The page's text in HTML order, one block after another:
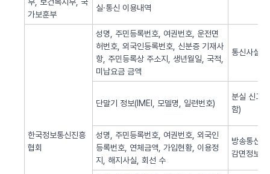
가보훈부
실·통신 이용내역
한국정보통신진흥
협회
성명, 주민등록번호, 여권번호, 운전면
허번호, 외국인등록번호, 신분증 기재사
항, 주민등록상 주소지, 생년월일, 국적,
미납요금 금액
통신사실
단말기 정보(IMEI, 모델명, 일련번호)
분실 신고
함)
성명, 주민등록번호, 여권번호, 외국인
등록번호, 연체금액, 가입현황, 이용정
지, 해지사실, 회선 수
방송통신
감면정보